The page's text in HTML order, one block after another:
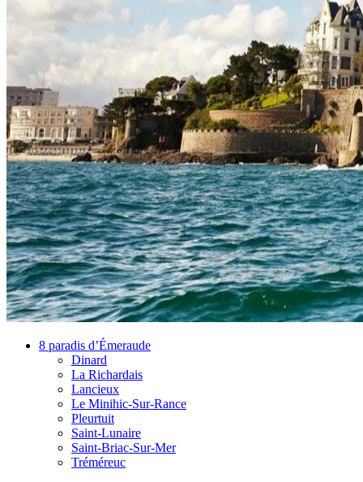
8 paradis d’Émeraude
Dinard
La Richardais
Lancieux
Le Minihic-Sur-Rance
Pleurtuit
Saint-Lunaire
Saint-Briac-Sur-Mer
Tréméreuc